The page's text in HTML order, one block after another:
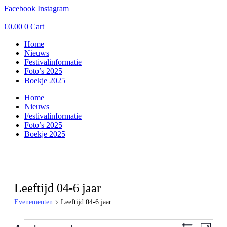
Ga
de
Facebook Instagram
€0.00 0 Cart
Home
Nieuws
Festivalinformatie
Foto’s 2025
Boekje 2025
Home
Nieuws
Festivalinformatie
Foto’s 2025
Boekje 2025
Leeftijd 04-6 jaar
Evenementen Leeftijd 04-6 jaar